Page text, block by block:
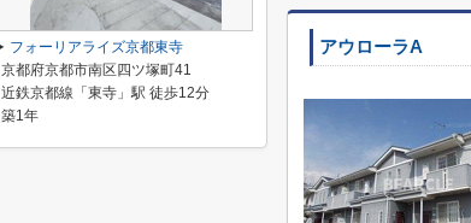
アウローラA
フォーリアライズ京都東寺
京都府京都市南区四ツ塚町41
近鉄京都線「東寺」駅 徒歩12分
築1年